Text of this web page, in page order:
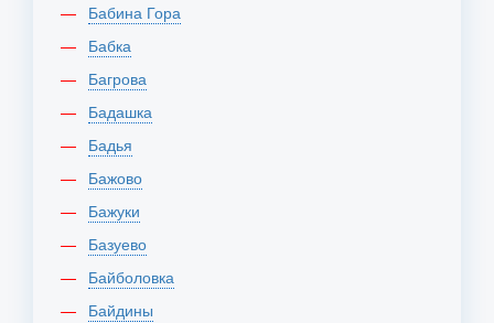
Бабина Гора
Бабка
Багрова
Бадашка
Бадья
Бажово
Бажуки
Базуево
Байболовка
Байдины